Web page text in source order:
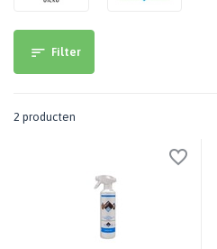
Filter
2 producten